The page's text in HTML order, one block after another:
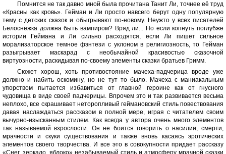
Помнится не так давно мной была прочитана Танит Ли, точнее её труд
«Красны как кровь». Гейман и Ли просто навсего берут одну популярную
тему с детских сказок и обыгрывают по-новому. Неужто у всех писателей
Белоснежка должна быть вампиром? Вряд ли... Но если копнуть поглубже
истории Геймана и Ли сильно расходятся, если Ли пишет сильное
морализаторское темное фэнтези с уклоном в религиозность, то Гейман
разыгрывает маскарад с необычайной красивостью сказочной
виртуозности, раскидывая по-своему элементы сказки братьев Гримм.
Сюжет хорош, хоть противостояние мачеха-падчерица вроде уже
должно и набить оскомину, но не тут то было. Мачеха с маниакальным
упорством пытается избавиться от главной героине как от гнусного
чудовища в виде своей падчерицы. Впрочем это и так развивается весьма
неплохо, все скрашивает неторопливый геймановский стиль повествования
давая наслаждаться рассказом в полной мере, играя с читателем своим
вычурно-изысканным стилем. Как всегда у автора очень много элементов
так называемой взрослости. Он не боится говорить о насилии, смерти,
мрачности и скуки существования и также вновь касаясь эротических
элементов своего творчества. И все это в совокупности придает рассказу
«Снег, зеркало, яблоко» незабываемый стиль и атмосферу мрачной сказки